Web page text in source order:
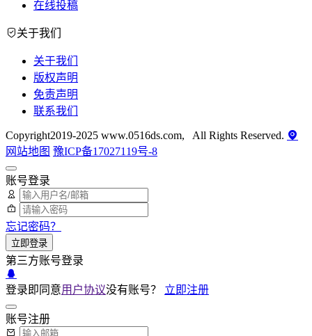
在线投稿
关于我们
关于我们
版权声明
免责声明
联系我们
Copyright2019-2025 www.0516ds.com, All Rights Reserved.
网站地图 豫ICP备17027119号-8
账号登录
忘记密码？
立即登录
第三方账号登录
登录即同意用户协议没有账号？ 立即注册
账号注册